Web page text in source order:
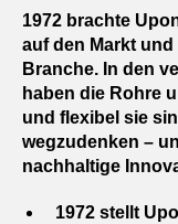
1972 brachte
auf den Markt
Branche. In den
haben die Rohre
und flexibel sie
wegzudenken –
nachhaltige
1972 stellt